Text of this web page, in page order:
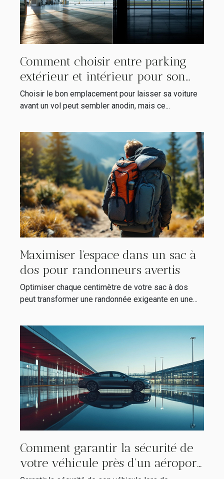
Comment choisir entre parking
extérieur et intérieur pour son
vol ?
Choisir le bon emplacement pour laisser sa voiture
avant un vol peut sembler anodin, mais ce...
Maximiser l'espace dans un sac à
dos pour randonneurs avertis
Optimiser chaque centimètre de votre sac à dos
peut transformer une randonnée exigeante en une...
Comment garantir la sécurité de
votre véhicule près d'un aéroport